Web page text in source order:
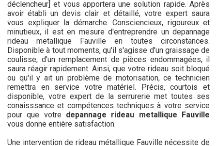
déclencheur] et vous apportera une solution rapide. Après
avoir établi un devis clair et détaillé, votre expert saura
vous expliquer la démarche. Consciencieux, rigoureux et
minutieux, il est en mesure d'entreprendre un depannage
rideau metallique Fauville en toutes circonstances.
Disponible à tout moments, qu'il s'agisse d'un graissage de
coulisse, d'un remplacement de pièces endommagées, il
saura réagir rapidement. Ainsi, que votre rideau soit bloqué
ou qu'il y ait un problème de motorisation, ce technicien
remettra en service votre matériel. Précis, courtois et
disponible, votre expert de la serrurerie met toutes ses
conaisssance et compétences techniques à votre service
pour que votre depannage rideau metallique Fauville
vous donne entière satisfaction.
Une intervention de rideau métallique Fauville nécessite de